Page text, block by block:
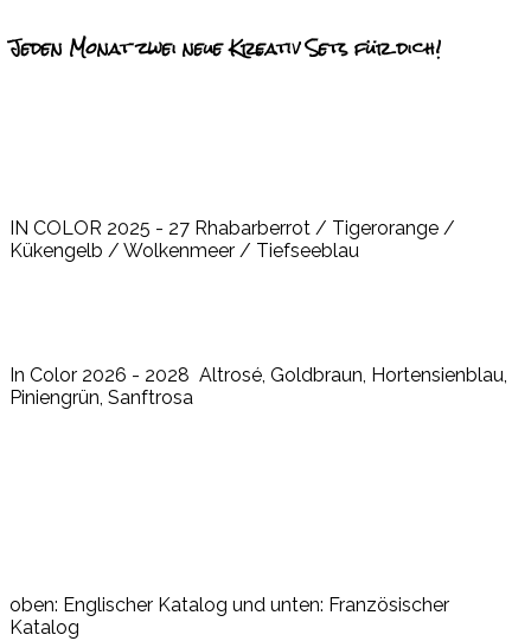
Jeden Monat zwei neue Kreativ Sets für dich!
IN COLOR 2025 - 27 Rhabarberrot / Tigerorange /
Kükengelb / Wolkenmeer / Tiefseeblau
In Color 2026 - 2028 Altrosé, Goldbraun, Hortensienblau,
Piniengrün, Sanftrosa
oben: Englischer Katalog und unten: Französischer
Katalog